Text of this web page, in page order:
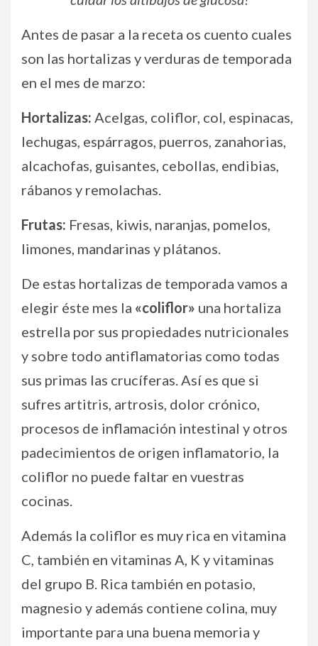
Antes de pasar a la receta os cuento cuales
son las hortalizas y verduras de temporada
en el mes de marzo:
Hortalizas: Acelgas, coliflor, col, espinacas,
lechugas, espárragos, puerros, zanahorias,
alcachofas, guisantes, cebollas, endibias,
rábanos y remolachas.
Frutas: Fresas, kiwis, naranjas, pomelos,
limones, mandarinas y plátanos.
De estas hortalizas de temporada vamos a
elegir éste mes la «coliflor» una hortaliza
estrella por sus propiedades nutricionales
y sobre todo antiflamatorias como todas
sus primas las crucíferas. Así es que si
sufres artitris, artrosis, dolor crónico,
procesos de inflamación intestinal y otros
padecimientos de origen inflamatorio, la
coliflor no puede faltar en vuestras
cocinas.
Además la coliflor es muy rica en vitamina
C, también en vitaminas A, K y vitaminas
del grupo B. Rica también en potasio,
magnesio y además contiene colina, muy
importante para una buena memoria y